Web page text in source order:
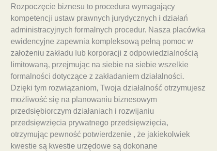
Rozpoczęcie biznesu to procedura wymagający
kompetencji ustaw prawnych jurydycznych i działań
administracyjnych formalnych procedur. Nasza placówka
ewidencyjne zapewnia kompleksową pełną pomoc w
założeniu zakładu lub korporacji z odpowiedzialnością
limitowaną, przejmując na siebie na siebie wszelkie
formalności dotyczące z zakładaniem działalności.
Dzięki tym rozwiązaniom, Twoja działalność otrzymujesz
możliwość się na planowaniu biznesowym
przedsiębiorczym działaniach i rozwijaniu
przedsięwzięcia prywatnego przedsięwzięcia,
otrzymując pewność potwierdzenie , że jakiekolwiek
kwestie są kwestie urzędowe są dokonane